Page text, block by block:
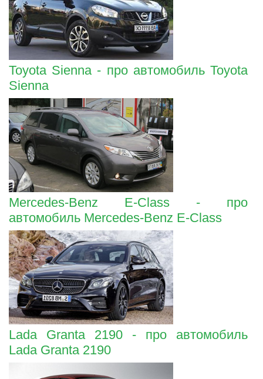
Toyota Sienna - про автомобиль Toyota
Sienna
Mercedes-Benz E-Class - про
автомобиль Mercedes-Benz E-Class
Lada Granta 2190 - про автомобиль
Lada Granta 2190